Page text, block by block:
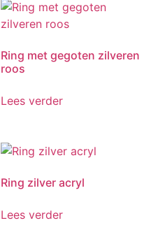
Ring met gegoten zilveren
roos
Lees verder
Ring zilver acryl
Lees verder